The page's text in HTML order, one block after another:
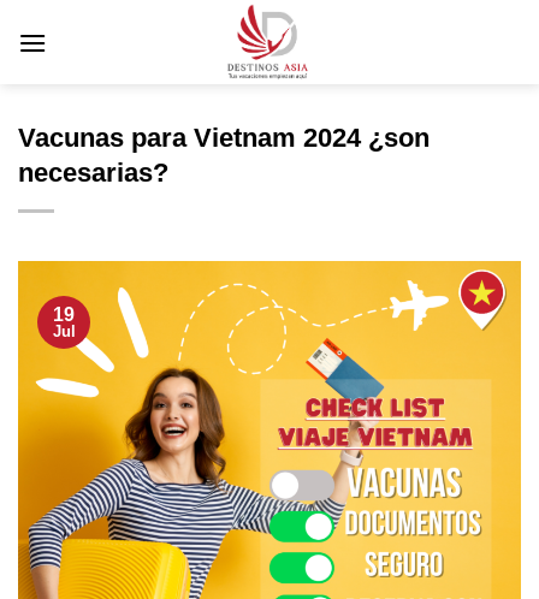
Vacunas para Vietnam 2024 ¿son
necesarias?
19
Jul